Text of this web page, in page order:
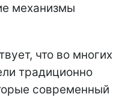
механизмы
что во многих
традиционно
современный